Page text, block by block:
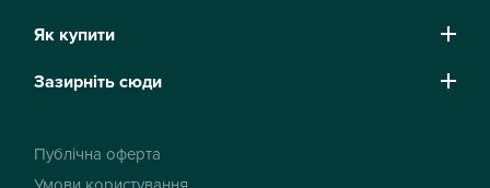
Як купити
Зазирніть сюди
Публічна оферта